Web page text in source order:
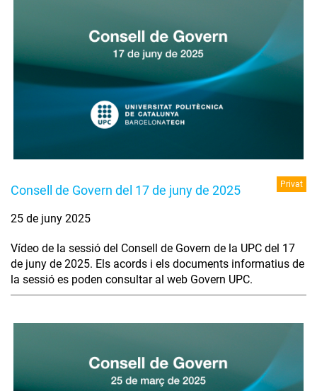
Consell de Govern del 17 de juny de 2025 Privat
25 de juny 2025
Vídeo de la sessió del Consell de Govern de la UPC del 17
de juny de 2025. Els acords i els documents informatius de
la sessió es poden consultar al web Govern UPC.